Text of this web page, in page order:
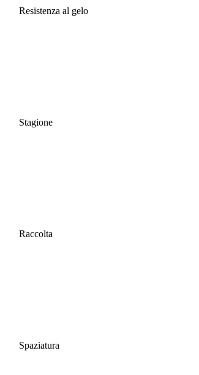
Resistenza al gelo
Stagione
Raccolta
Spaziatura